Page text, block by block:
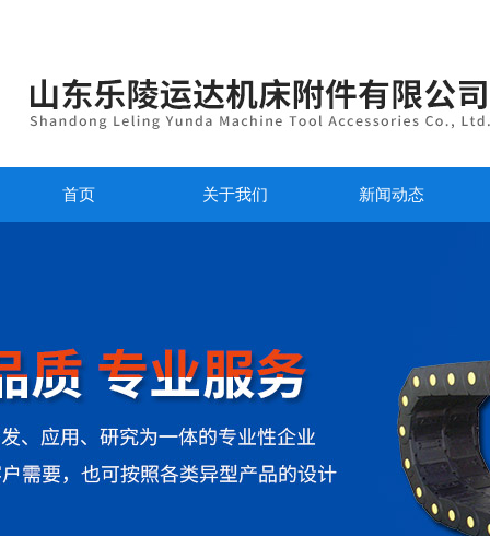
首页 关于我们 新闻动态